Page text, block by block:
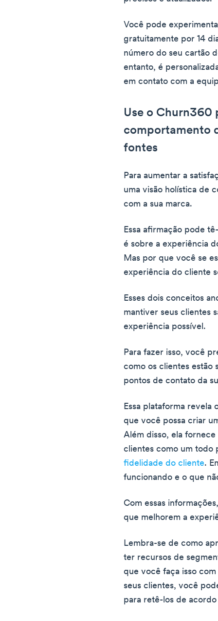
Você pode
gratuitamente por 14
número do seu cartão
entanto, é
em contato com a
Use o Churn360
comportamento
fontes
Para aumentar a
uma visão holística de
com a sua marca.
Essa afirmação pode
é sobre a experiência
Mas por que você se
experiência do cliente
Esses dois conceitos
mantiver seus clientes
experiência possível.
Para fazer isso, você
como os clientes estão
pontos de contato da
Essa plataforma revela
que você possa criar
Além disso, ela
clientes como um todo
fidelidade do cliente.
funcionando e o que
Com essas
que melhorem a
Lembra-se de como
ter recursos de
que você faça isso
seus clientes, você
para retê-los de